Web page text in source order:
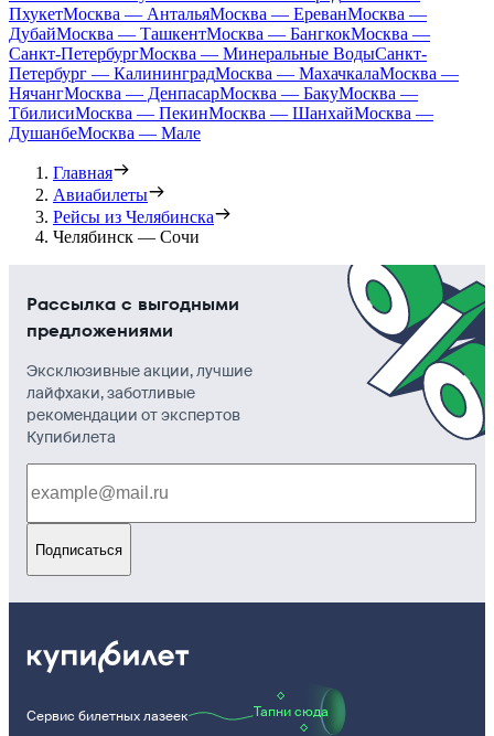
ПхукетМосква — АнтальяМосква — ЕреванМосква —
ДубайМосква — ТашкентМосква — БангкокМосква —
Санкт-ПетербургМосква — Минеральные ВодыСанкт-
Петербург — КалининградМосква — МахачкалаМосква —
НячангМосква — ДенпасарМосква — БакуМосква —
ТбилисиМосква — ПекинМосква — ШанхайМосква —
ДушанбеМосква — Мале
Главная
Авиабилеты
Рейсы из Челябинска
Челябинск — Сочи
Рассылка с выгодными
предложениями
Эксклюзивные акции, лучшие
лайфхаки, заботливые
рекомендации от экспертов
Купибилета
Подписаться
Сервис билетных лазеек Тапни сюда